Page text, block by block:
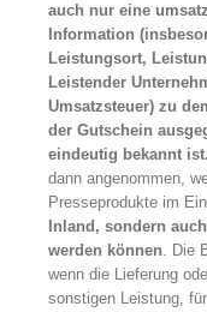
auch nur eine
Information
Leistungsort,
Leistender
Umsatzsteuer) zu
der Gutschein
eindeutig bekannt ist.
dann angenommen,
Presseprodukte im
Inland, sondern
werden können. Die
wenn die Lieferung
sonstigen Leistung,